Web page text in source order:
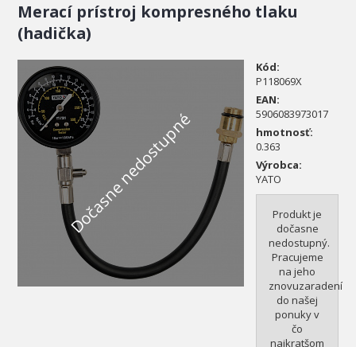
Merací prístroj kompresného tlaku
(hadička)
Dočasne nedostupné
Kód:
P118069X
EAN:
5906083973017
hmotnosť:
0.363
Výrobca:
YATO
Produkt je
dočasne
nedostupný.
Pracujeme
na jeho
znovuzaradení
do našej
ponuky v
čo
najkratšom